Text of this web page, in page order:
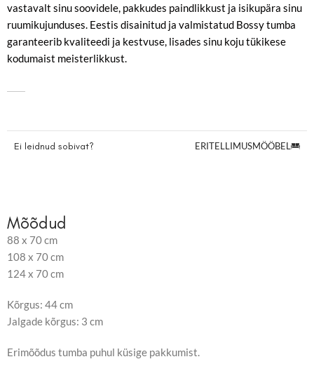
vastavalt sinu soovidele, pakkudes paindlikkust ja isikupära sinu
ruumikujunduses. Eestis disainitud ja valmistatud Bossy tumba
garanteerib kvaliteedi ja kestvuse, lisades sinu koju tükikese
kodumaist meisterlikkust.
Ei leidnud sobivat? ERITELLIMUSMÖÖBEL
Mõõdud
88 x 70 cm
108 x 70 cm
124 x 70 cm
Kõrgus: 44 cm
Jalgade kõrgus: 3 cm
Erimõõdus tumba puhul küsige pakkumist.